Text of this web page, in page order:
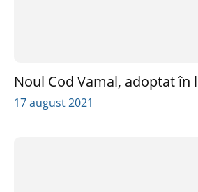
Noul Cod Vamal, adoptat în
17 august 2021